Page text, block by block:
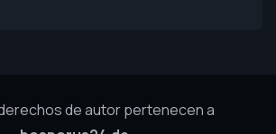
de autor pertenecen a